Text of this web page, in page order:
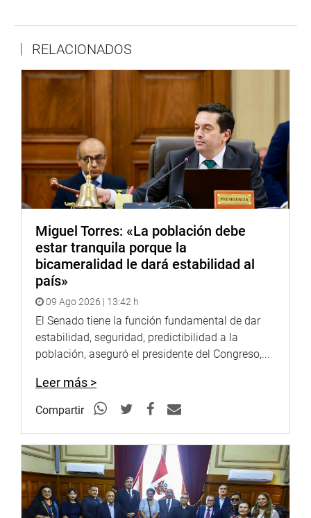
Martha Moyano participa en la presentación del libro
por su despacho. Con la participación del congresista
Milagros Takayama Jimenez y de alumnos de distintos
“Queremos que la Constitución llegue a los escolares. Es
por ello, que se hizo en un estilo comic. Espero lo puedan
leer y debatir entre ustedes. A los profesores, espero
puedan orientar a sus alumnos en la trascendencia de su
significado”, agregó Moyano Delgado.
y Reglamento, Hernando Guerra García (FP), manifestó
que para asegurar la democracia y poder elegir a nuestros
representantes es prioritario contar con una Carta Magna.
no nos entendemos. Este texto les permitirá conocer
nuestra historia y por qué la democracia se tiene que
mantener para que nunca más vuelvan esas épocas
donde uno salía de su casa y quizá podía no regresar”,
aseguró Guerra García.
La presentación contó con la participación de alumnos de
sinfónica de la Municipalidad Distrital de Chancay
quienes entonaron el Himno Nacional del Perú.
OFICINA DE COMUNICACIONES
RELACIONADOS
Miguel Torres: «La población debe
estar tranquila porque la
bicameralidad le dará estabilidad al
país»
09 Ago 2026 | 13:42 h
El Senado tiene la función fundamental de dar
estabilidad, seguridad, predictibilidad a la
población, aseguró el presidente del Congreso,...
Leer más >
Compartir